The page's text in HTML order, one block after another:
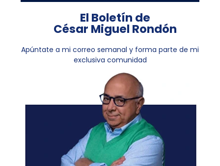
El Boletín de
César Miguel Rondón
Apúntate a mi correo semanal y forma parte de mi
exclusiva comunidad